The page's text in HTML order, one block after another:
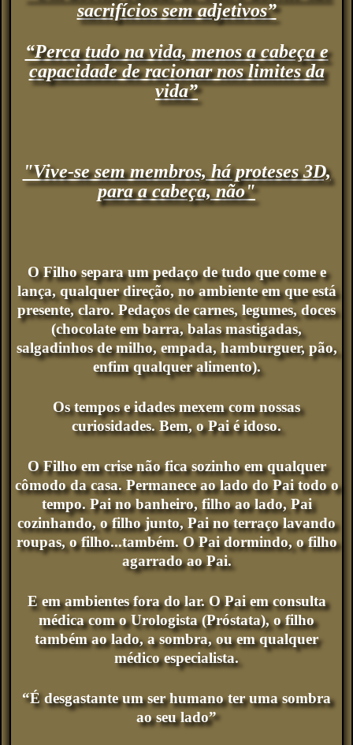
sacrifícios sem adjetivos”
“Perca tudo na vida, menos a cabeça e
capacidade de racionar nos limites da
vida”
"Vive-se sem membros, há proteses 3D,
para a cabeça, não"
O Filho separa um pedaço de tudo que come e
lança, qualquer direção, no ambiente em que está
presente, claro. Pedaços de carnes, legumes, doces
(chocolate em barra, balas mastigadas,
salgadinhos de milho, empada, hamburguer, pão,
enfim qualquer alimento).
Os tempos e idades mexem com nossas
curiosidades. Bem, o Pai é idoso.
O Filho em crise não fica sozinho em qualquer
cômodo da casa. Permanece ao lado do Pai todo o
tempo. Pai no banheiro, filho ao lado, Pai
cozinhando, o filho junto, Pai no terraço lavando
roupas, o filho...também. O Pai dormindo, o filho
agarrado ao Pai.
E em ambientes fora do lar. O Pai em consulta
médica com o Urologista (Próstata), o filho
também ao lado, a sombra, ou em qualquer
médico especialista.
“É desgastante um ser humano ter uma sombra
ao seu lado”